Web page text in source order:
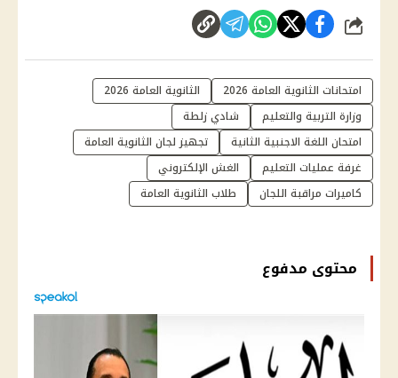
شارك
امتحانات الثانوية العامة 2026
الثانوية العامة 2026
وزارة التربية والتعليم
شادي زلطة
امتحان اللغة الاجنبية الثانية
تجهيز لجان الثانوية العامة
غرفة عمليات التعليم
الغش الإلكتروني
كاميرات مراقبة اللجان
طلاب الثانوية العامة
محتوى مدفوع